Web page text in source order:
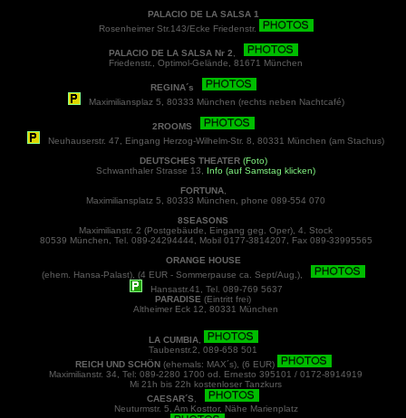
PALACIO DE LA SALSA 1
Rosenheimer Str.143/Ecke Friedenstr.
PALACIO DE LA SALSA Nr 2
Friedenstr., Optimol-Gelände, 81671 München
REGINA´s
Maximiliansplaz 5, 80333 München (rechts neben Nachtcafé)
2ROOMS
Neuhauserstr. 47, Eingang Herzog-Wilhelm-Str. 8, 80331 München (am Stachus)
DEUTSCHES THEATER (Foto)
Schwanthaler Strasse 13, Info (auf Samstag klicken)
FORTUNA,
Maximiliansplatz 5, 80333 München, phone 089-554 070
8SEASONS
Maximilianstr. 2 (Postgebäude, Eingang geg. Oper), 4. Stock
80539 München, Tel. 089-24294444, Mobil 0177-3814207, Fax 089-33995565
ORANGE HOUSE
(ehem. Hansa-Palast), (4 EUR - Sommerpause ca. Sept/Aug.),
Hansastr.41, Tel. 089-769 5637
PARADISE (Eintritt frei)
Altheimer Eck 12, 80331 München
LA CUMBIA,
Taubenstr.2, 089-658 501
REICH UND SCHÖN(ehemals: MAX´s), (6 EUR)
Maximilianstr. 34, Tel: 089-2280 1700 od. Ernesto 395101 / 0172-8914919
Mi 21h bis 22h kostenloser Tanzkurs
CAESAR´S
Neuturmstr. 5, Am Kosttor, Nähe Marienplatz